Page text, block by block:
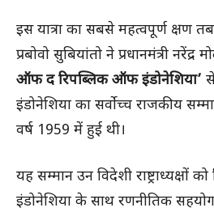
इस यात्रा का सबसे महत्वपूर्ण क्षण
प्रबोवो सुबियांतो ने प्रधानमंत्री नरेंद्र
ऑफ द रिपब्लिक ऑफ इंडोनेशिया’
इंडोनेशिया का सर्वोच्च राजकीय
वर्ष 1959 में हुई थी।
यह सम्मान उन विदेशी राष्ट्राध्यक्षों
इंडोनेशिया के साथ रणनीतिक सहयोग,